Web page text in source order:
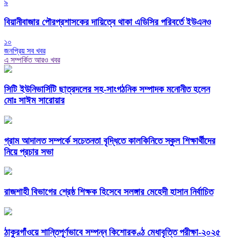
৯
বিয়ানীবাজার পৌরপ্রশাসকের দায়িত্বে থাকা এডিসির পরিবর্তে ইউএনও
১০
জনপ্রিয় সব খবর
এ সম্পর্কিত আরও খবর
সিটি ইউনিভার্সিটি ছাত্রদলের সহ-সাংগঠনিক সম্পাদক মনোনীত হলেন
মোঃ সাঈম সারোয়ার
গ্রাম আদালত সম্পর্কে সচেতনতা বৃদ্ধিতে কালকিনিতে স্কুল শিক্ষার্থীদের
নিয়ে প্রচার সভা
রাজশাহী বিভাগের শ্রেষ্ঠ শিক্ষক হিসেবে সলঙ্গার মেহেদী হাসান নির্বাচিত
ঠাকুরগাঁওয়ে শান্তিপূর্ণভাবে সম্পন্ন কিশোরকণ্ঠ মেধাবৃত্তি পরীক্ষা-২০২৫